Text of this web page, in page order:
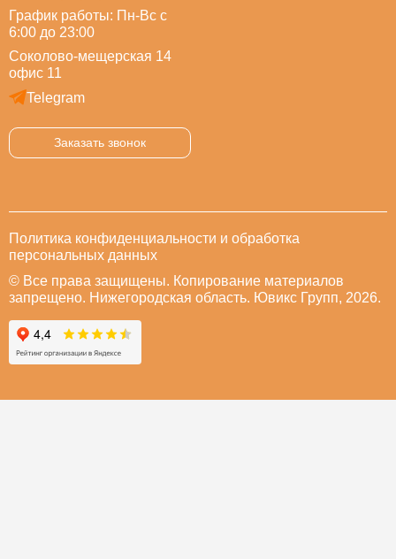
График работы: Пн-Вс с
6:00 до 23:00
Соколово-мещерская 14
офис 11
Telegram
Заказать звонок
Политика конфиденциальности и обработка
персональных данных
© Все права защищены. Копирование материалов
запрещено. Нижегородская область. Ювикс Групп, 2026.